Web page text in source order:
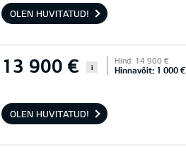
OLEN HUVITATUD!
13 900 € i
Hind: 14 900 €
Hinnavõit: 1 000 €
OLEN HUVITATUD!